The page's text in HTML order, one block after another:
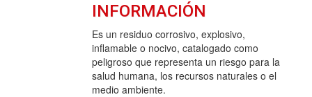
INFORMACIÓN
Es un residuo corrosivo, explosivo,
inflamable o nocivo, catalogado como
peligroso que representa un riesgo para la
salud humana, los recursos naturales o el
medio ambiente.